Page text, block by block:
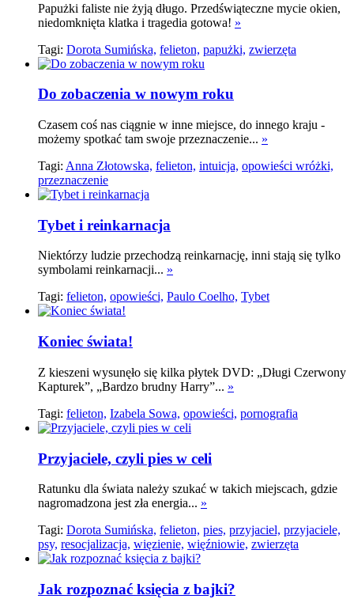
Papużki faliste nie żyją długo. Przedświąteczne mycie okien,
niedomknięta klatka i tragedia gotowa! »
Tagi: Dorota Sumińska, felieton, papużki, zwierzęta
Do zobaczenia w nowym roku
Czasem coś nas ciągnie w inne miejsce, do innego kraju -
możemy spotkać tam swoje przeznaczenie... »
Tagi: Anna Złotowska, felieton, intuicja, opowieści wróżki,
przeznaczenie
Tybet i reinkarnacja
Niektórzy ludzie przechodzą reinkarnację, inni stają się tylko
symbolami reinkarnacji... »
Tagi: felieton, opowieści, Paulo Coelho, Tybet
Koniec świata!
Z kieszeni wysunęło się kilka płytek DVD: „Długi Czerwony
Kapturek”, „Bardzo brudny Harry”... »
Tagi: felieton, Izabela Sowa, opowieści, pornografia
Przyjaciele, czyli pies w celi
Ratunku dla świata należy szukać w takich miejscach, gdzie
nagromadzona jest zła energia... »
Tagi: Dorota Sumińska, felieton, pies, przyjaciel, przyjaciele,
psy, resocjalizacja, więzienie, więźniowie, zwierzęta
Jak rozpoznać księcia z bajki?